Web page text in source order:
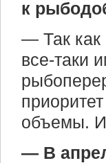
к
— Так как
все-таки
объемы. И
— В